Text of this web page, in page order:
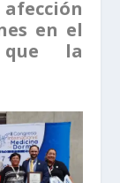
en el
la